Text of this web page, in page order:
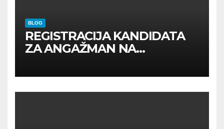
BLOG
REGISTRACIJA KANDIDATA
ZA ANGAŽMAN NA